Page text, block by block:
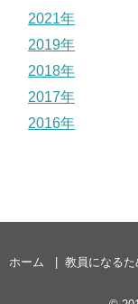
2021年
2019年
2018年
2017年
2016年
ホーム 教員になるた